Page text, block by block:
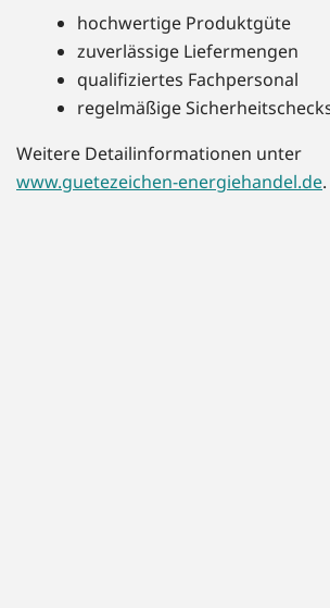
hochwertige Produktgüte
zuverlässige Liefermengen
qualifiziertes Fachpersonal
regelmäßige
Weitere Detailinformationen unter
www.guetezeichen-energiehandel.de.